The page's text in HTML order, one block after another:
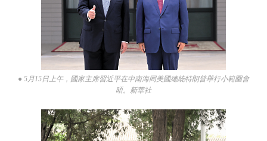
● 5月15日上午，國家主席習近平在中南海同美國總統特朗普舉行小範圍會
晤。新華社